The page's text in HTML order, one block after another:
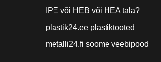
IPE või HEB või HEA tala?
plastik24.ee plastiktooted
metalli24.fi soome veebipood